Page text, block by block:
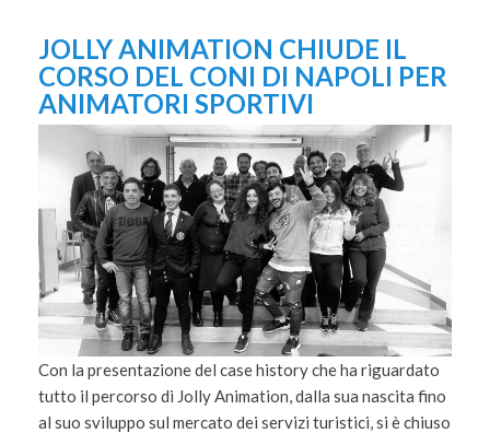
JOLLY ANIMATION CHIUDE IL
CORSO DEL CONI DI NAPOLI PER
ANIMATORI SPORTIVI
Con la presentazione del case history che ha riguardato
tutto il percorso di Jolly Animation, dalla sua nascita fino
al suo sviluppo sul mercato dei servizi turistici, si è chiuso